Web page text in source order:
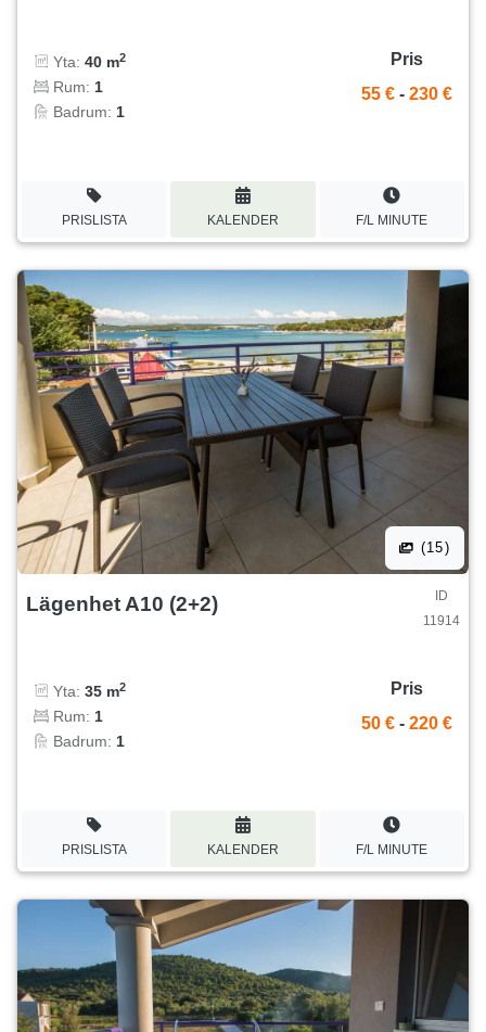
Yta: 40 m2
Rum: 1
Badrum: 1
Pris
55 € - 230 €
PRISLISTA KALENDER F/L MINUTE
(15)
Lägenhet A10 (2+2)
ID
11914
Yta: 35 m2
Rum: 1
Badrum: 1
Pris
50 € - 220 €
PRISLISTA KALENDER F/L MINUTE